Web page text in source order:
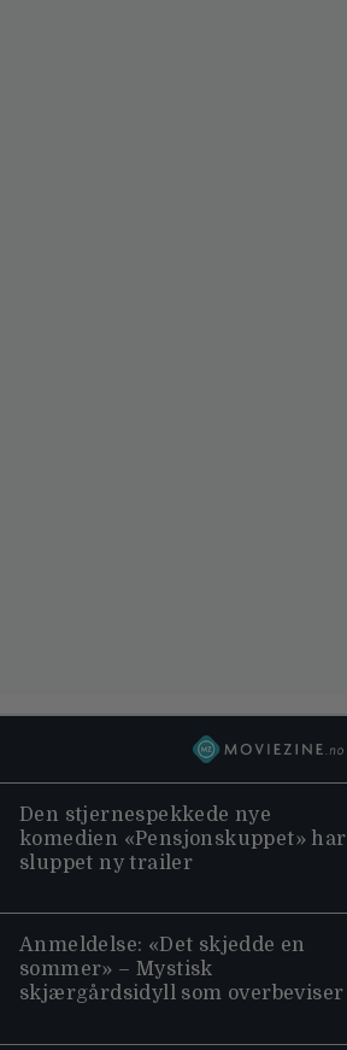
Den stjernespekkede nye
komedien «Pensjonskuppet» har
sluppet ny trailer
Anmeldelse: «Det skjedde en
sommer» – Mystisk
skjærgårdsidyll som overbeviser